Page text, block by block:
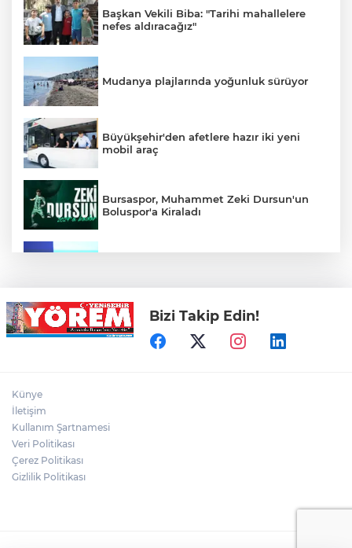
Başkan Vekili Biba: "Tarihi mahallelere
nefes aldıracağız"
Mudanya plajlarında yoğunluk sürüyor
Büyükşehir'den afetlere hazır iki yeni
mobil araç
Bursaspor, Muhammet Zeki Dursun'un
Boluspor'a Kiraladı
Bursa'nın Temmuz ayı ihracatı 3 milyar
914 milyon dolara ulaştı
Bizi Takip Edin!
Künye
İletişim
Kullanım Şartnamesi
Veri Politikası
Çerez Politikası
Gizlilik Politikası